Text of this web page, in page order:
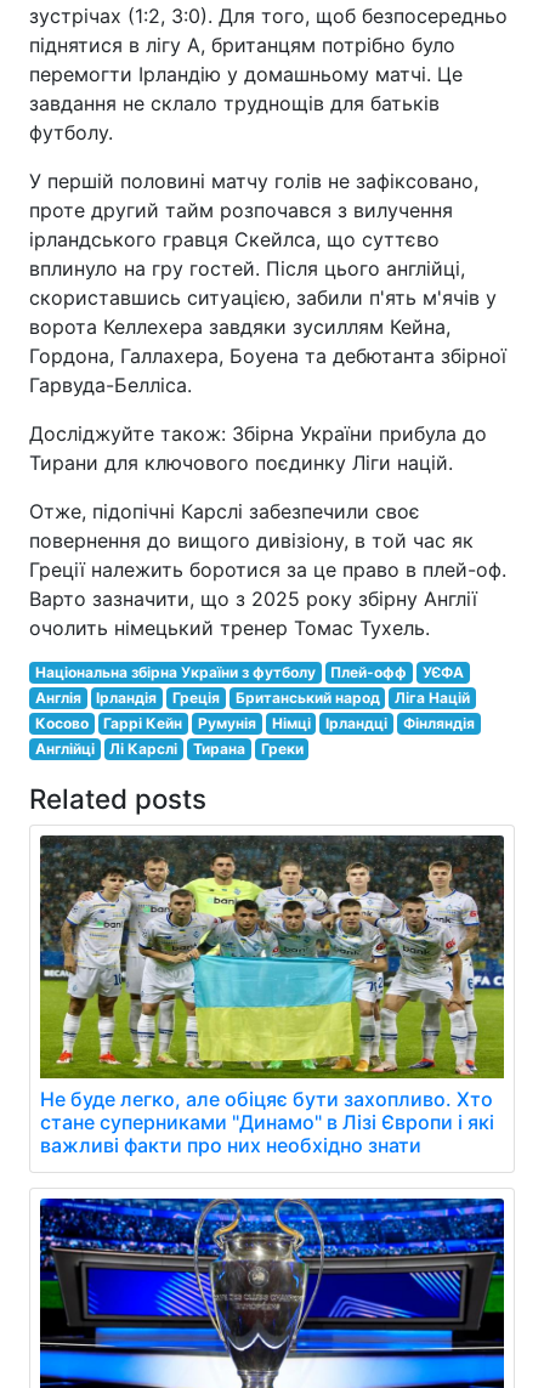
зустрічах (1:2, 3:0). Для того, щоб безпосередньо
піднятися в лігу А, британцям потрібно було
перемогти Ірландію у домашньому матчі. Це
завдання не склало труднощів для батьків
футболу.
У першій половині матчу голів не зафіксовано,
проте другий тайм розпочався з вилучення
ірландського гравця Скейлса, що суттєво
вплинуло на гру гостей. Після цього англійці,
скориставшись ситуацією, забили п'ять м'ячів у
ворота Келлехера завдяки зусиллям Кейна,
Гордона, Галлахера, Боуена та дебютанта збірної
Гарвуда-Белліса.
Досліджуйте також: Збірна України прибула до
Тирани для ключового поєдинку Ліги націй.
Отже, підопічні Карслі забезпечили своє
повернення до вищого дивізіону, в той час як
Греції належить боротися за це право в плей-оф.
Варто зазначити, що з 2025 року збірну Англії
очолить німецький тренер Томас Тухель.
Національна збірна України з футболу Плей-офф
УЄФА
Англія
Ірландія Греція Британський народ
Ліга Націй
Косово
Гаррі Кейн Румунія Німці Ірландці
Фінляндія
Англійці
Лі Карслі Тирана Греки
Related posts
Не буде легко, але обіцяє бути захопливо. Хто
стане суперниками "Динамо" в Лізі Європи і які
важливі факти про них необхідно знати